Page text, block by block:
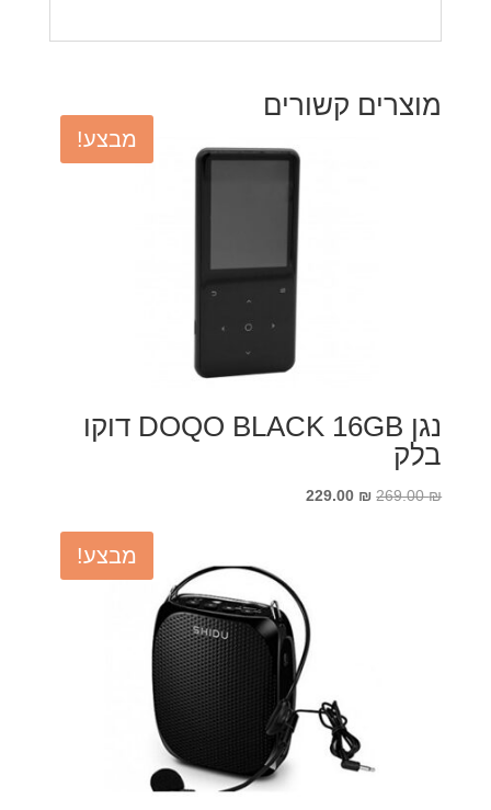
מוצרים קשורים
מבצע!
נגן DOQO BLACK 16GB דוקו
בלק
269.00₪
המחיר
229.00 ₪
המחיר
229.00 ₪.
מבצע!